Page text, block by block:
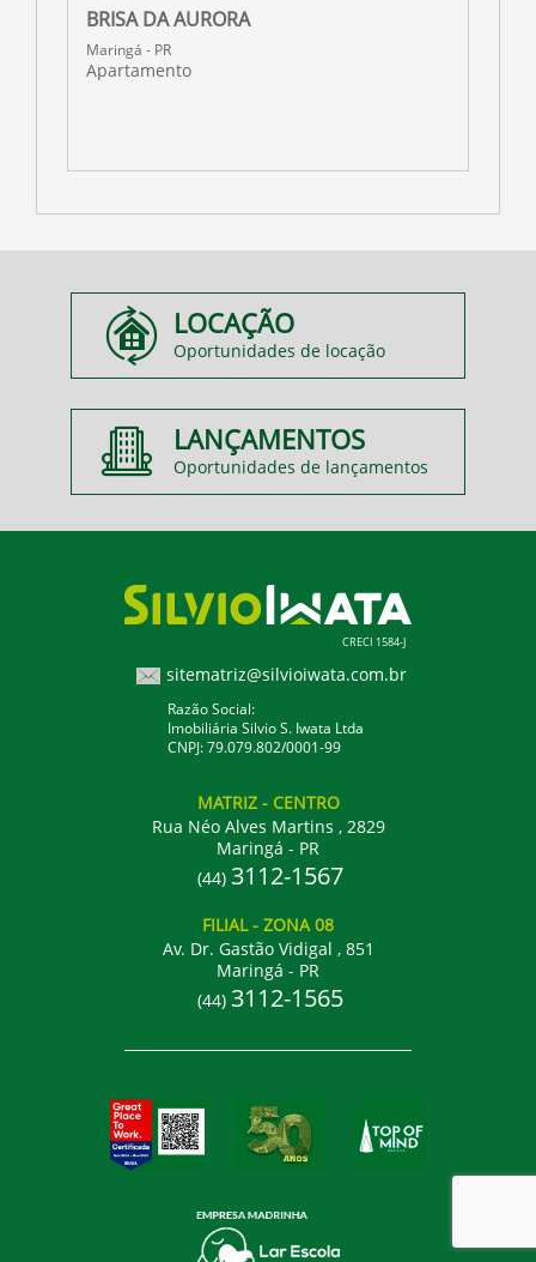
BRISA DA AURORA
Maringá - PR
Apartamento
LOCAÇÃO
Oportunidades de locação
LANÇAMENTOS
Oportunidades de lançamentos
CRECI 1584-J
sitematriz@silvioiwata.com.br
Razão Social:
Imobiliária Silvio S. Iwata Ltda
CNPJ: 79.079.802/0001-99
MATRIZ - CENTRO
Rua Néo Alves Martins , 2829
Maringá - PR
(44) 3112-1567
FILIAL- ZONA 08
Av. Dr. Gastão Vidigal , 851
Maringá - PR
(44) 3112-1565